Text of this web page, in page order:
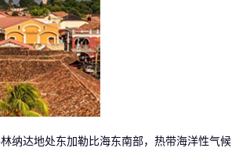
达地处东加勒比海东南部，热带海洋性气候